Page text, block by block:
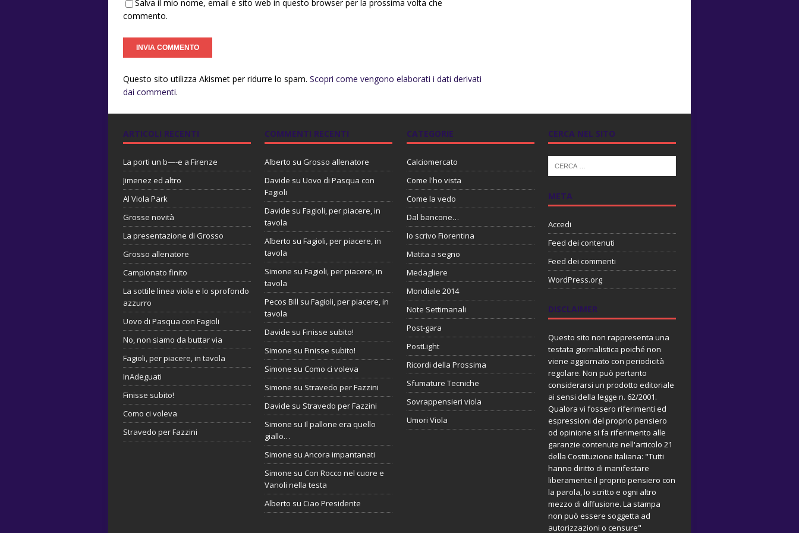
Salva il mio nome, email e sito web in questo browser per la prossima volta che
commento.
Questo sito utilizza Akismet per ridurre lo spam. Scopri come vengono elaborati i dati derivati
dai commenti.
ARTICOLI RECENTI
La porti un b—-e a Firenze
Jimenez ed altro
Al Viola Park
Grosse novità
La presentazione di Grosso
Grosso allenatore
Campionato finito
La sottile linea viola e lo sprofondo
azzurro
Uovo di Pasqua con Fagioli
No, non siamo da buttar via
Fagioli, per piacere, in tavola
InAdeguati
Finisse subito!
Como ci voleva
Stravedo per Fazzini
COMMENTI RECENTI
Alberto su Grosso allenatore
Davide suUovo di Pasqua con
Fagioli
Davide suFagioli, per piacere, in
tavola
Alberto suFagioli, per piacere, in
tavola
Simone suFagioli, per piacere, in
tavola
Pecos Bill suFagioli, per piacere, in
tavola
Davide suFinisse subito!
Simone suFinisse subito!
Simone suComo ci voleva
Simone su Stravedo per Fazzini
Davide su Stravedo per Fazzini
Simone suIl pallone era quello
giallo…
Simone suAncora impantanati
Simone suCon Rocco nel cuore e
Vanoli nella testa
Alberto suCiao Presidente
CATEGORIE
Calciomercato
Come l'ho vista
Come la vedo
Dal bancone…
Io scrivo Fiorentina
Matita a segno
Medagliere
Mondiale 2014
Note Settimanali
Post-gara
PostLight
Ricordi della Prossima
Sfumature Tecniche
Sovrappensieri viola
Umori Viola
CERCA NEL SITO
META
Accedi
Feed dei contenuti
Feed dei commenti
WordPress.org
DISCLAIMER
Questo sito non rappresenta una
testata giornalistica poiché non
viene aggiornato con periodicità
regolare. Non può pertanto
considerarsi un prodotto editoriale
ai sensi della legge n. 62/2001.
Qualora vi fossero riferimenti ed
espressioni del proprio pensiero
od opinione si fa riferimento alle
garanzie contenute nell'articolo 21
della Costituzione Italiana: "Tutti
hanno diritto di manifestare
liberamente il proprio pensiero con
la parola, lo scritto e ogni altro
mezzo di diffusione. La stampa
non può essere soggetta ad
autorizzazioni o censure"